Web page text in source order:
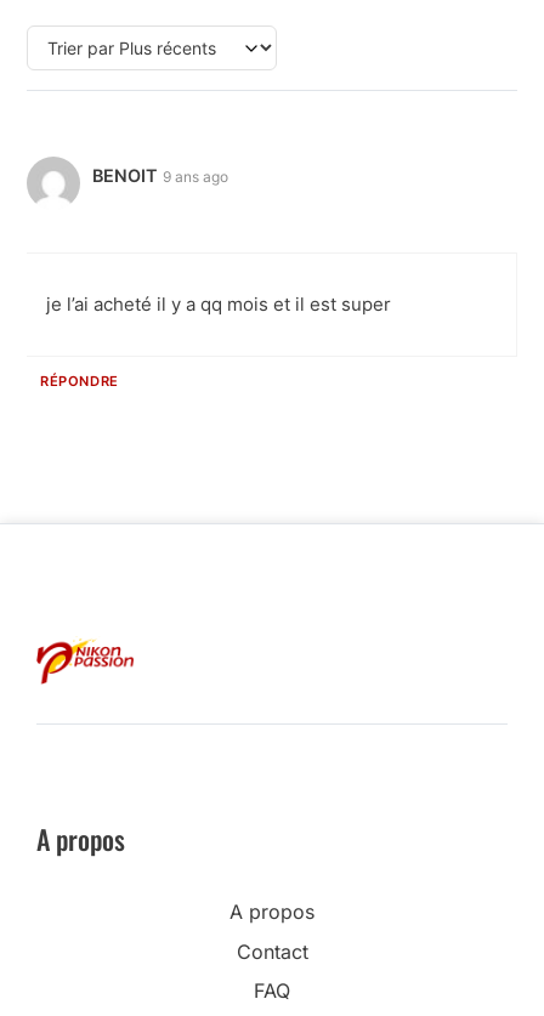
BENOIT 9 ans ago
je l’ai acheté il y a qq mois et il est super
RÉPONDRE
A propos
A propos
Contact
FAQ